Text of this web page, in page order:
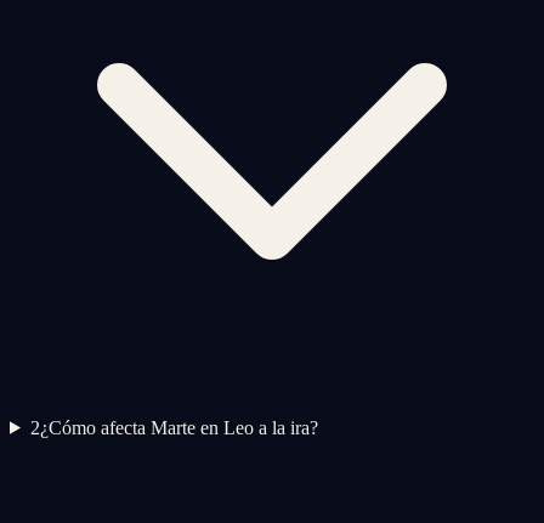
2¿Cómo afecta Marte en Leo a la ira?